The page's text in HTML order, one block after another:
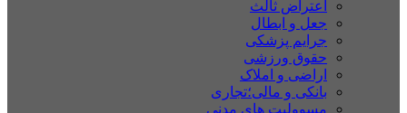
اعتراض ثالث
جعل و ابطال
جرایم پزشکی
حقوق ورزشی
اراضی و املاک
بانکی و مالی؛تجاری
مسوولیت های مدنی